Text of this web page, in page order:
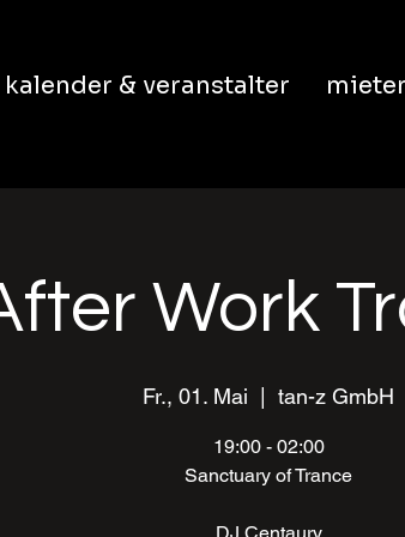
kalender & veranstalter
Work
Fr., 01. Mai tan-z GmbH
19:00 - 02:00
Sanctuary of Trance